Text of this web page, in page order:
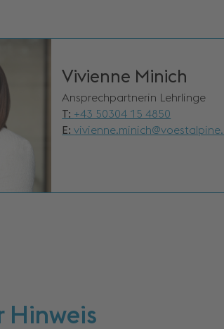
Vivienne Minich
Ansprechpartnerin Lehrlinge
T: +43 50304 15 4850
E:
Hinweis